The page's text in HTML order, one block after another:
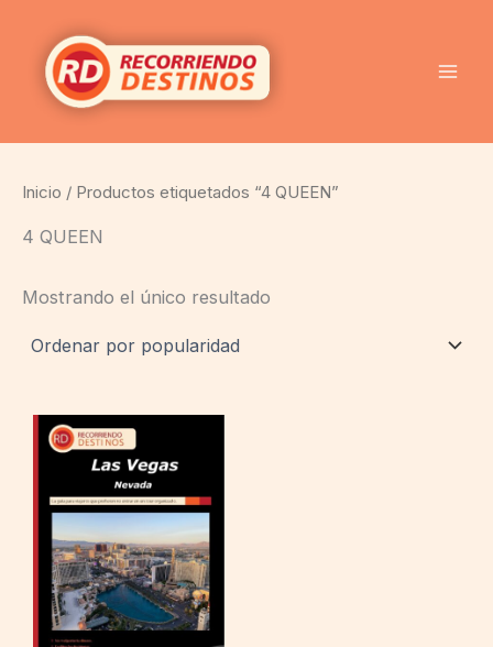
contenido
Inicio / Productos etiquetados “4 QUEEN”
4 QUEEN
Mostrando el único resultado